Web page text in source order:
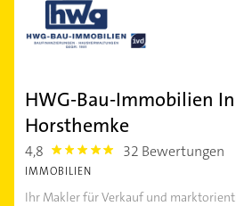
HWG-Bau-Immobilien
Horsthemke
4,8 4.8 32 Bewertungen
IMMOBILIEN
Ihr Makler für Verkauf und